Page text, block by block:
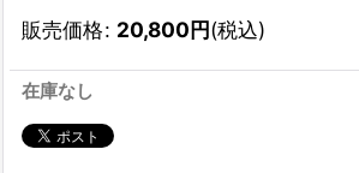
販売価格: 20,800円(税込)
在庫なし